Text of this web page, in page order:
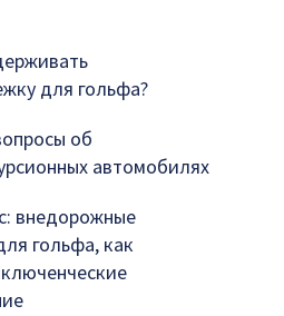
для гольфа?
об
автомобилях
внедорожные
гольфа, как